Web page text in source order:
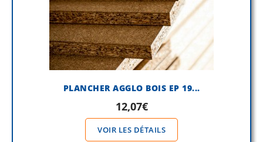
PLANCHER AGGLO BOIS EP 19...
12,07€
VOIR LES DÉTAILS